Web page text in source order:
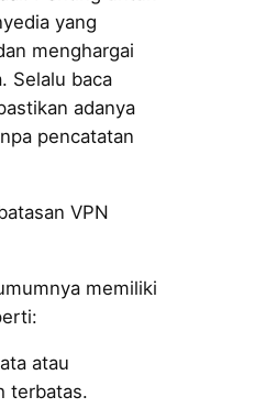
yang
menghargai
Selalu baca
adanya
pencatatan
VPN
memiliki
atau
terbatas.